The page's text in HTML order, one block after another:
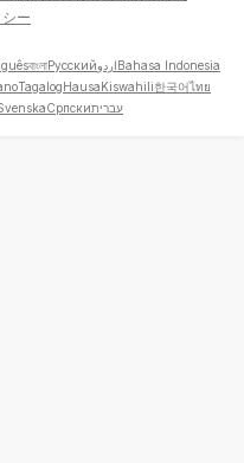
ー
বাংলাРусскийاردوBahasa Indonesia
TagalogHausaKiswahili한국어ไทย
Српскиעברית